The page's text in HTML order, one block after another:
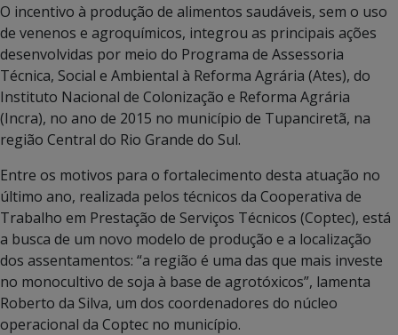
O incentivo à produção de alimentos saudáveis, sem o uso
de venenos e agroquímicos, integrou as principais ações
desenvolvidas por meio do Programa de Assessoria
Técnica, Social e Ambiental à Reforma Agrária (Ates), do
Instituto Nacional de Colonização e Reforma Agrária
(Incra), no ano de 2015 no município de Tupanciretã, na
região Central do Rio Grande do Sul.
Entre os motivos para o fortalecimento desta atuação no
último ano, realizada pelos técnicos da Cooperativa de
Trabalho em Prestação de Serviços Técnicos (Coptec), está
a busca de um novo modelo de produção e a localização
dos assentamentos: “a região é uma das que mais investe
no monocultivo de soja à base de agrotóxicos”, lamenta
Roberto da Silva, um dos coordenadores do núcleo
operacional da Coptec no município.